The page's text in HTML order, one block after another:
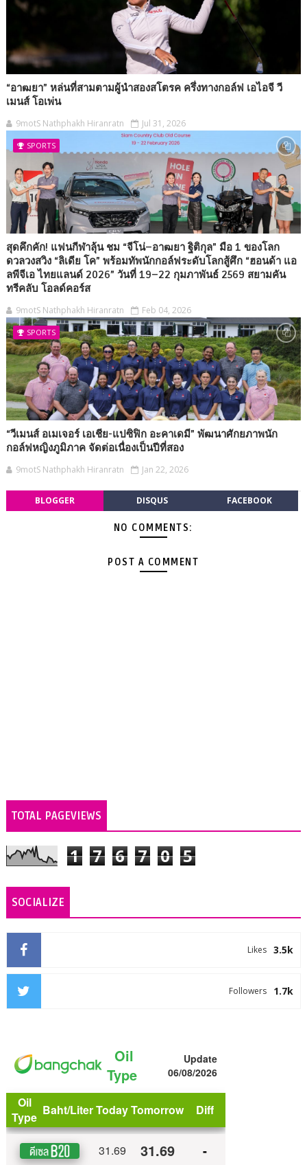
“อาฒยา” หล่นที่สามตามผู้นำสองสโตรค ครึ่งทางกอล์ฟ เอไอจี วี
เมนส์ โอเพ่น
9motS Nathphakh Hiranratn Jul 31, 2026
SPORTS
สุดคึกคัก! แฟนกีฬาลุ้น ชม “จีโน่–อาฒยา ฐิติกุล” มือ 1 ของโลก
ดวลวงสวิง “ลิเดีย โค” พร้อมทัพนักกอล์ฟระดับโลกสู้ศึก “ฮอนด้า แอ
ลพีจีเอ ไทยแลนด์ 2026” วันที่ 19–22 กุมภาพันธ์ 2569 สยามคัน
ทรีคลับ โอลด์คอร์ส
9motS Nathphakh Hiranratn Feb 04, 2026
SPORTS
“วีเมนส์ อเมเจอร์ เอเชีย-แปซิฟิก อะคาเดมี” พัฒนาศักยภาพนัก
กอล์ฟหญิงภูมิภาค จัดต่อเนื่องเป็นปีที่สอง
9motS Nathphakh Hiranratn Jan 22, 2026
BLOGGER DISQUS FACEBOOK
NO COMMENTS:
POST A COMMENT
TOTAL PAGEVIEWS
1 7 6 7 0 5
SOCIALIZE
3.5k
Likes
1.7k
Followers